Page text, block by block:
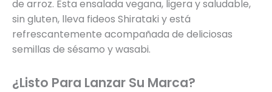
de arroz. Esta ensalada vegana, ligera y saludable,
sin gluten, lleva fideos Shirataki y está
refrescantemente acompañada de deliciosas
semillas de sésamo y wasabi.
¿Listo Para Lanzar Su Marca?